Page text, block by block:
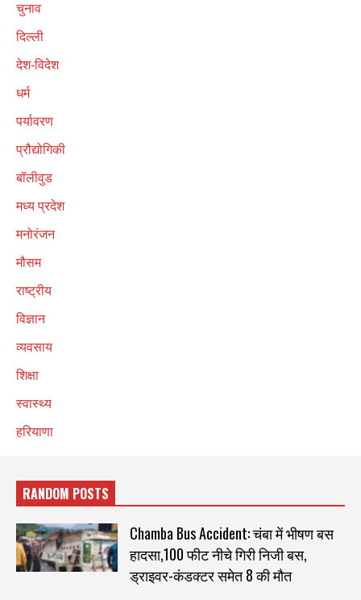
चुनाव
दिल्ली
देश-विदेश
धर्म
पर्यावरण
प्रौद्योगिकी
बॉलीवुड
मध्य प्रदेश
मनोरंजन
मौसम
राष्ट्रीय
विज्ञान
व्यवसाय
शिक्षा
स्वास्थ्य
हरियाणा
RANDOM POSTS
Chamba Bus Accident: चंबा में भीषण बस
हादसा,100 फीट नीचे गिरी निजी बस,
ड्राइवर-कंडक्टर समेत 8 की मौत